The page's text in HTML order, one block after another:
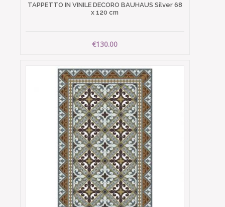
TAPPETTO IN VINILE DECORO BAUHAUS Silver 68
x 120 cm
€130.00